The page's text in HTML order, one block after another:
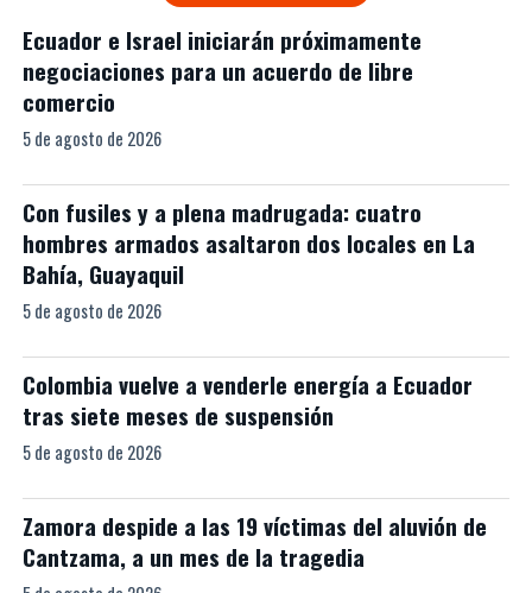
Ecuador e Israel iniciarán próximamente
negociaciones para un acuerdo de libre
comercio
5 de agosto de 2026
Con fusiles y a plena madrugada: cuatro
hombres armados asaltaron dos locales en La
Bahía, Guayaquil
5 de agosto de 2026
Colombia vuelve a venderle energía a Ecuador
tras siete meses de suspensión
5 de agosto de 2026
Zamora despide a las 19 víctimas del aluvión de
Cantzama, a un mes de la tragedia